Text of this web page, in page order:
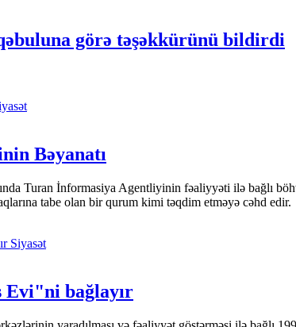
görə təşəkkürünü bildirdi
Bəyanatı
Turan İnformasiya Agentliyinin fəaliyyəti ilə bağlı
tabe olan bir qurum kimi təqdim etməyə cəhd edir.
Siyasət
Evi"ni bağlayır